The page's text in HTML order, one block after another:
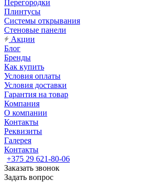
Перегородки
Плинтусы
Системы открывания
Стеновые панели
Акции
Блог
Бренды
Как купить
Условия оплаты
Условия доставки
Гарантия на товар
Компания
О компании
Контакты
Реквизиты
Галерея
Контакты
+375 29 621-80-06
Заказать звонок
Задать вопрос